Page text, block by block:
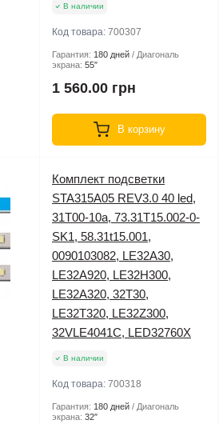
В наличии
Код товара: 700307
Гарантия: 180 дней
Диагональ
экрана: 55″
1 560.00 грн
В корзину
Комплект подсветки
STA315A05 REV3.0 40 led,
31T00-10a, 73.31T15.002-0-
SK1, 58.31t15.001,
0090103082, LE32A30,
LE32A920, LE32H300,
LE32A320, 32T30,
LE32T320, LE32Z300,
32VLE4041C, LED32760X
В наличии
Код товара: 700318
Гарантия: 180 дней
Диагональ
экрана: 32″